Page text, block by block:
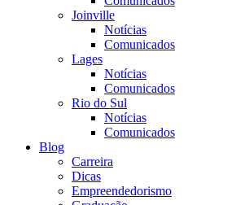
Joinville
Notícias
Comunicados
Lages
Notícias
Comunicados
Rio do Sul
Notícias
Comunicados
Blog
Carreira
Dicas
Empreendedorismo